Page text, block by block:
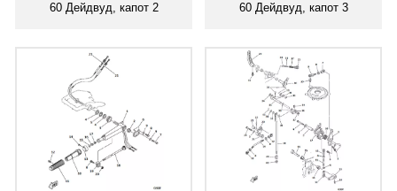
60 Дейдвуд, капот 2 60 Дейдвуд, капот 3